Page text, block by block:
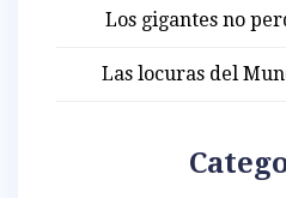
Los gigantes no
Las locuras del